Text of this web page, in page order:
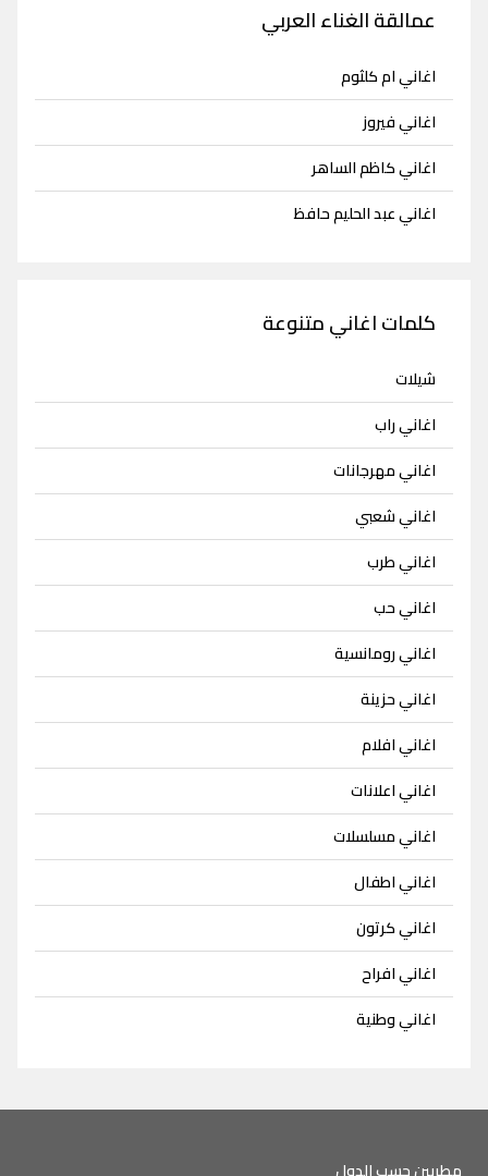
عمالقة الغناء العربي
اغاني ام كلثوم
اغاني فيروز
اغاني كاظم الساهر
اغاني عبد الحليم حافظ
كلمات اغاني متنوعة
شيلات
اغاني راب
اغاني مهرجانات
اغاني شعبي
اغاني طرب
اغاني حب
اغاني رومانسية
اغاني حزينة
اغاني افلام
اغاني اعلانات
اغاني مسلسلات
اغاني اطفال
اغاني كرتون
اغاني افراح
اغاني وطنية